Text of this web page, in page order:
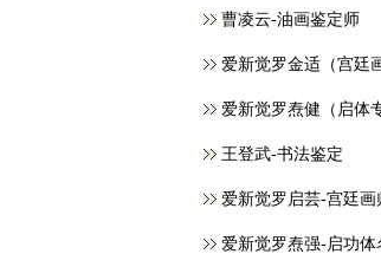
曹凌云-油画鉴定师
爱新觉罗金适（宫廷
爱新觉罗焘健（启体
王登武-书法鉴定
爱新觉罗启芸-宫廷画
爱新觉罗焘强-启功体